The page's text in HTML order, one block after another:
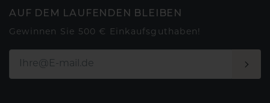
AUF DEM LAUFENDEN BLEIBEN
Gewinnen Sie 500 € Einkaufsguthaben!